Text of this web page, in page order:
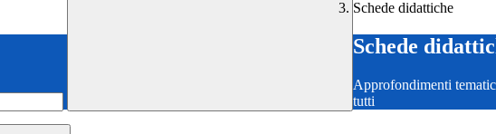
Schede didattiche
Schede
Approfondimenti
tutti